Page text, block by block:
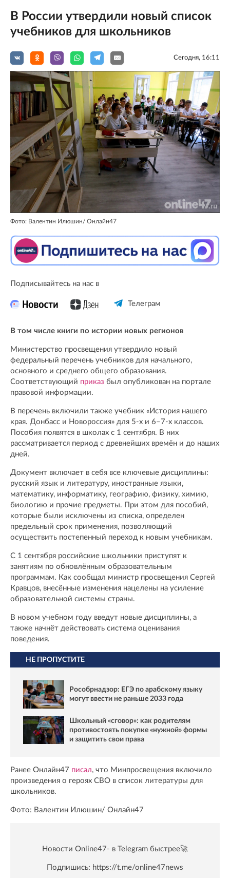
В России утвердили новый список
учебников для школьников
Сегодня, 16:11
Фото: Валентин Илюшин/ Oнлайн47
Подписывайтесь на нас в
Телеграм
В том числе книги по истории новых регионов
Министерство просвещения утвердило новый
федеральный перечень учебников для начального,
основного и среднего общего образования.
Соответствующий приказ был опубликован на портале
правовой информации.
В перечень включили также учебник «История нашего
края. Донбасс и Новороссия» для 5-х и 6–7-х классов.
Пособия появятся в школах с 1 сентября. В них
рассматривается период с древнейших времён и до наших
дней.
Документ включает в себя все ключевые дисциплины:
русский язык и литературу, иностранные языки,
математику, информатику, географию, физику, химию,
биологию и прочие предметы. При этом для пособий,
которые были исключены из списка, определен
предельный срок применения, позволяющий
осуществить постепенный переход к новым учебникам.
С 1 сентября российские школьники приступят к
занятиям по обновлённым образовательным
программам. Как сообщал министр просвещения Сергей
Кравцов, внесённые изменения нацелены на усиление
образовательной системы страны.
В новом учебном году введут новые дисциплины, а
также начнёт действовать система оценивания
поведения.
НЕ ПРОПУСТИТЕ
Рособрнадзор: ЕГЭ по арабскому языку
могут ввести не раньше 2033 года
Школьный «сговор»: как родителям
противостоять покупке «нужной» формы
и защитить свои права
Ранее Онлайн47 писал, что Минпросвещения включило
произведения о героях СВО в список литературы для
школьников.
Фото: Валентин Илюшин/ Oнлайн47
Новости Online47- в Telegram быстрее🚀
Подпишись: https://t.me/online47news